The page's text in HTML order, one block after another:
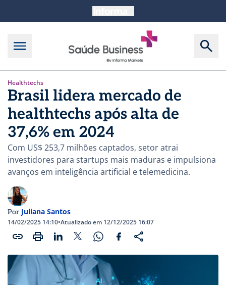
Healthtechs
Brasil lidera mercado de
healthtechs após alta de
37,6% em 2024
Com US$ 253,7 milhões captados, setor atrai
investidores para startups mais maduras e impulsiona
avanços em inteligência artificial e telemedicina.
Por Juliana Santos
14/02/2025 14:10•Atualizado em 12/12/2025 16:07